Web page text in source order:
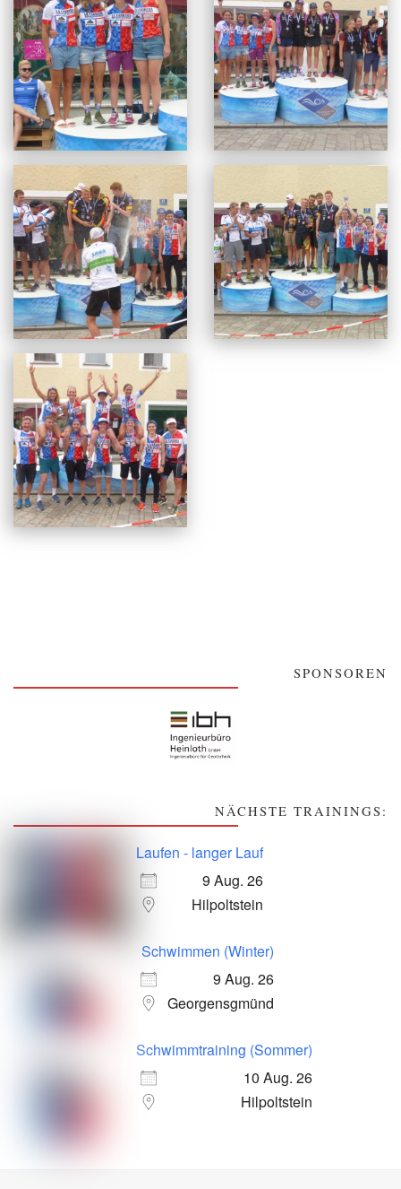
SPONSOREN
NÄCHSTE TRAININGS:
Laufen - langer Lauf
9 Aug. 26
Hilpoltstein
Schwimmen (Winter)
9 Aug. 26
Georgensgmünd
Schwimmtraining (Sommer)
10 Aug. 26
Hilpoltstein